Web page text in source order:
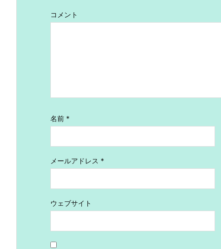
コメント
名前 *
メールアドレス *
ウェブサイト